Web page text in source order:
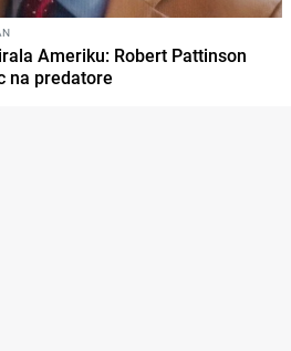
Ameriku: Robert Pattinson
na predatore